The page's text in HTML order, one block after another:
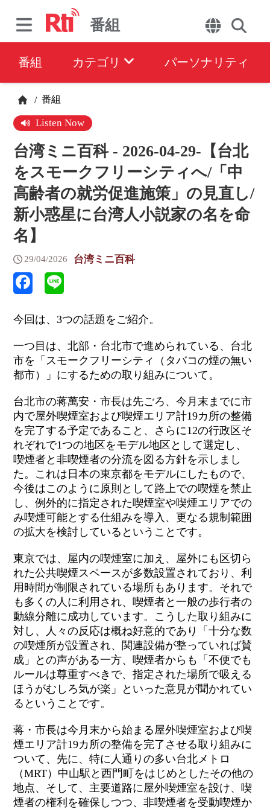
番組
番組 カテゴリ パーソナリティ
/ 番組
Listen Now
台湾ミニ百科 - 2026-04-29-【台北
をスモークフリーシティへ/「中
高齢者の就労促進施策」の見直し/
新小惑星に台湾人小説家の名を命
名】
29/04/2026 台湾ミニ百科
今回は、3つの話題をご紹介。
一つ目は、北部・台北市で進められている、台北
市を「スモークフリーシティ（タバコの煙の無い
都市）」にするための取り組みについて。
台北市の蒋萬安・市長は先ごろ、今月末までに市
内で屋外喫煙室および喫煙エリア計19カ所の整備
を完了する予定であること、さらに12の行政区そ
れぞれで1つの地区をモデル地区として選定し、
喫煙者と非喫煙者の分流を図る方針を示しまし
た。これは日本の東京都をモデルにしたもので、
今後はこのように原則として路上での喫煙を禁止
し、例外的に指定された喫煙室や喫煙エリアでの
み喫煙可能とする仕組みを導入、更なる規制範囲
の拡大を検討しているということです。
東京では、屋内の喫煙室に加え、屋外にも区切ら
れた公共喫煙スペースが多数設置されており、利
用時間が制限されている場所もあります。それで
も多くの人に利用され、喫煙者と一般の歩行者の
動線分離に成功しています。こうした取り組みに
対し、人々の反応は概ね好意的であり「十分な数
の喫煙所が設置され、関連設備が整っていれば賛
成」との声がある一方、喫煙者からも「不便でも
ルールは尊重すべきで、指定された場所で吸える
ほうがむしろ気が楽」といった意見が聞かれてい
るということです。
蒋・市長は今月末から始まる屋外喫煙室および喫
煙エリア計19カ所の整備を完了させる取り組みに
ついて、先に、特に人通りの多い台北メトロ
（MRT）中山駅と西門町をはじめとしたその他の
地点、そして、主要道路に屋外喫煙室を設け、喫
煙者の権利を確保しつつ、非喫煙者を受動喫煙か